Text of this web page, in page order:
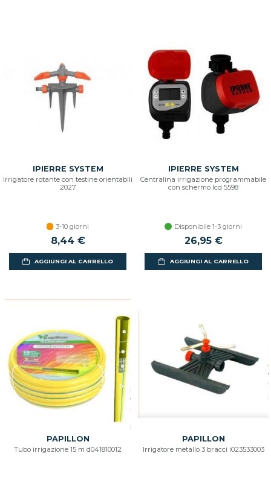
IPIERRE SYSTEM
Irrigatore rotante con testine orientabili
2027
3-10 giorni
8,44 €
AGGIUNGI AL CARRELLO
IPIERRE SYSTEM
Centralina irrigazione programmabile
con schermo lcd 5598
Disponibile 1-3 giorni
26,95 €
AGGIUNGI AL CARRELLO
PAPILLON
Tubo irrigazione 15 m d041810012
PAPILLON
Irrigatore metallo 3 bracci i023533003